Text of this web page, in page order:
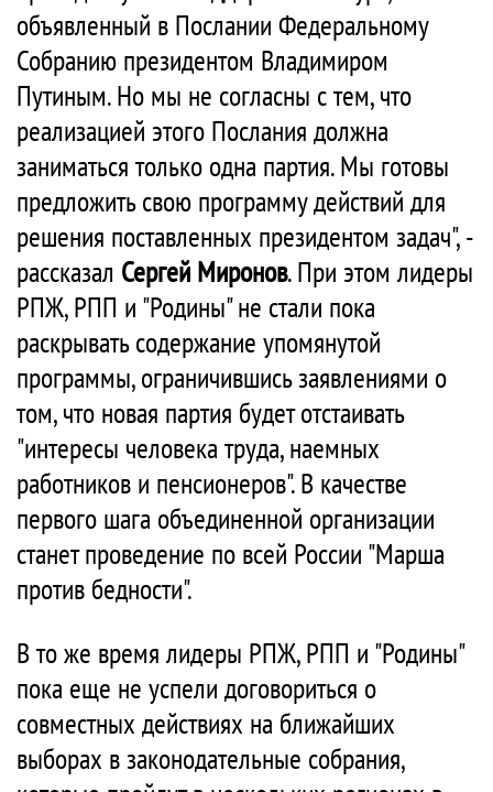
объявленный в Послании Федеральному
Собранию президентом Владимиром
Путиным. Но мы не согласны с тем, что
реализацией этого Послания должна
заниматься только одна партия. Мы готовы
предложить свою программу действий для
решения поставленных президентом задач", -
рассказал Сергей Миронов. При этом лидеры
РПЖ, РПП и "Родины" не стали пока
раскрывать содержание упомянутой
программы, ограничившись заявлениями о
том, что новая партия будет отстаивать
"интересы человека труда, наемных
работников и пенсионеров". В качестве
первого шага объединенной организации
станет проведение по всей России "Марша
против бедности".
В то же время лидеры РПЖ, РПП и "Родины"
пока еще не успели договориться о
совместных действиях на ближайших
выборах в законодательные собрания,